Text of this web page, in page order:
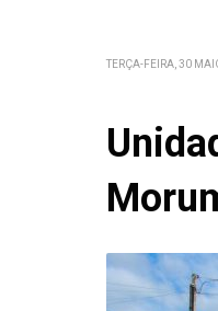
TERÇA-FEIRA, 30